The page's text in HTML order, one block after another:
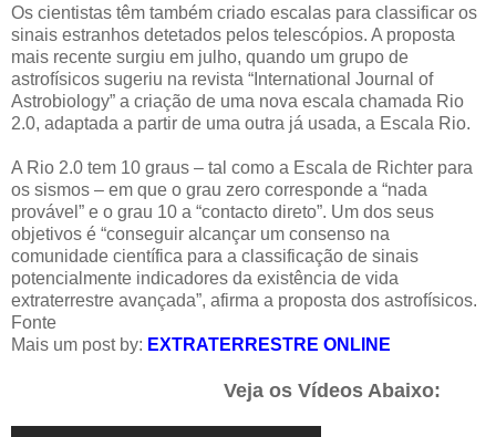
Os cientistas têm também criado escalas para classificar os
sinais estranhos detetados pelos telescópios. A proposta
mais recente surgiu em julho, quando um grupo de
astrofísicos sugeriu na revista “International Journal of
Astrobiology” a criação de uma nova escala chamada Rio
2.0, adaptada a partir de uma outra já usada, a Escala Rio.
A Rio 2.0 tem 10 graus – tal como a Escala de Richter para
os sismos – em que o grau zero corresponde a “nada
provável” e o grau 10 a “contacto direto”. Um dos seus
objetivos é “conseguir alcançar um consenso na
comunidade científica para a classificação de sinais
potencialmente indicadores da existência de vida
extraterrestre avançada”, afirma a proposta dos astrofísicos.
Fonte
Mais um post by: EXTRATERRESTRE ONLINE
Veja os Vídeos Abaixo: